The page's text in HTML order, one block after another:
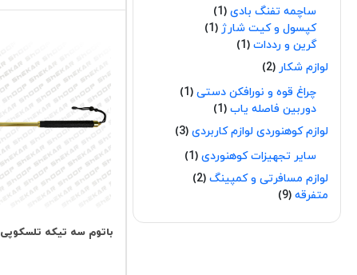
ساچمه تفنگ بادی 1
کپسول و کیت شارژ 1
گرین و رددات 1
لوازم شکار 2
چراغ قوه و نورافکن دستی 1
دوربین فاصله یاب 1
لوازم کوهنوردی لوازم کاربردی 3
سایر تجهیزات کوهنوردی 1
لوازم مسافرتی و کمپینگ 2
متفرقه 9
باتوم سه تیکه تلسکوپی